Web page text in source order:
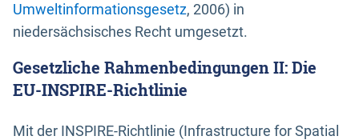
Umweltinformationsgesetz, 2006) in
niedersächsisches Recht umgesetzt.
Gesetzliche Rahmenbedingungen II: Die
EU-INSPIRE-Richtlinie
Mit der INSPIRE-Richtlinie (Infrastructure for Spatial